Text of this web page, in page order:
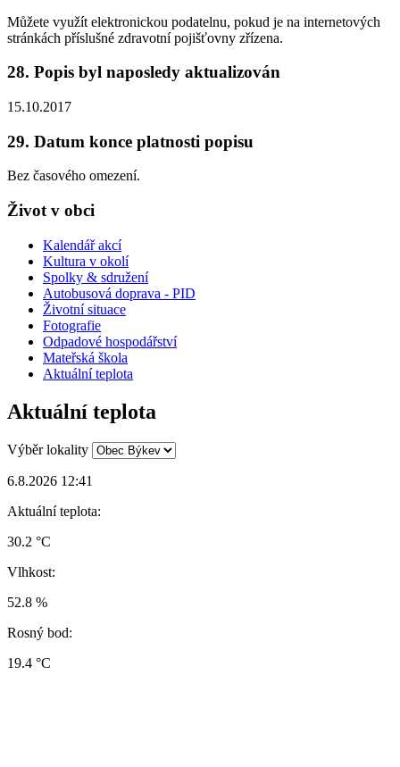
Můžete využít elektronickou podatelnu, pokud je na internetových
stránkách příslušné zdravotní pojišťovny zřízena.
28. Popis byl naposledy aktualizován
15.10.2017
29. Datum konce platnosti popisu
Bez časového omezení.
Život v obci
Kalendář akcí
Kultura v okolí
Spolky & sdružení
Autobusová doprava - PID
Životní situace
Fotografie
Odpadové hospodářství
Mateřská škola
Aktuální teplota
Aktuální teplota
Výběr lokality
6.8.2026 12:41
Aktuální teplota:
30.2 °C
Vlhkost:
52.8 %
Rosný bod:
19.4 °C